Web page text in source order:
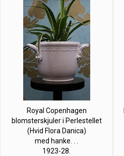
Royal Copenhagen
blomsterskjuler i Perlestellet
(Hvid Flora Danica)
med hanke. . .
1923-28.